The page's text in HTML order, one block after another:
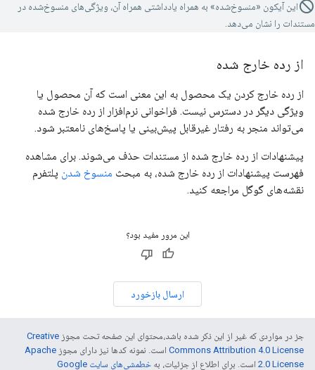
این آیکون «منسوخ‌شده» به همراه یادداشتی همراه آن، ویژگی‌های منسوخ‌شده در
مستندات را نشان می‌دهد.
از رده خارج شده
از رده خارج کردن یک محصول به این معنی است که آن محصول یا
ویژگی دیگر در دسترس نیست. فراخوانی نرم‌افزار از رده خارج شده
می‌تواند منجر به رفتار غیرقابل پیش‌بینی یا پاسخ‌های نامعتبر شود.
پیشنهادات از رده خارج شده از مستندات حذف می‌شوند. برای مشاهده
فهرست پیشنهادات از رده خارج شده، به مبحث منسوخ شدن پلتفرم
نقشه‌های گوگل مراجعه کنید.
این مرور مفید بود؟
ارسال بازخورد
جز در مواردی که غیر از این ذکر شده باشد،‌محتوای این صفحه تحت مجوز Creative
Commons Attribution 4.0 License است. نمونه کدها نیز دارای مجوز Apache
2.0 License است. برای اطلاع از جزئیات، به
خطمشی‌های سایت Google